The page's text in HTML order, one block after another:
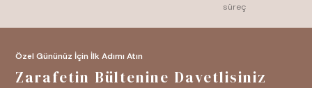
süreç
Özel Gününüz İçin İlk Adımı Atın
Zarafetin Bültenine Davetlisiniz